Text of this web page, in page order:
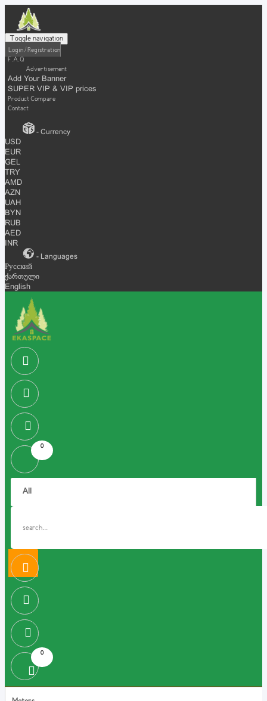
Toggle navigation
Login / Registration
F.A.Q
Advertisement
Add Your Banner
SUPER VIP & VIP prices
Product Compare
Contact
- Currency
USD
EUR
GEL
TRY
AMD
AZN
UAH
BYN
RUB
AED
INR
- Languages
Русский
ქართული
English
0
0